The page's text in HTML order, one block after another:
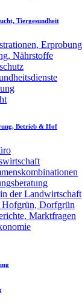
Tiergesundheit
Nährstoffe
Betrieb & Hof
der Landwirtschaft
Hofgrün, Dorfgrün
Marktfragen